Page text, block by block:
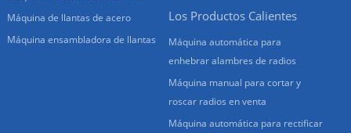
Máquina de llantas de acero
Máquina ensambladora de llantas
Los Productos Calientes
Máquina automática para
enhebrar alambres de radios
Máquina manual para cortar y
roscar radios en venta
Máquina automática para rectificar